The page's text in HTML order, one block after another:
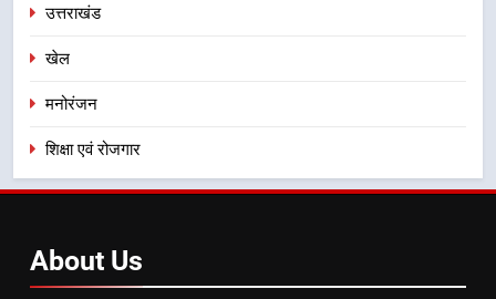
उत्तराखंड
खेल
मनोरंजन
शिक्षा एवं रोजगार
About Us